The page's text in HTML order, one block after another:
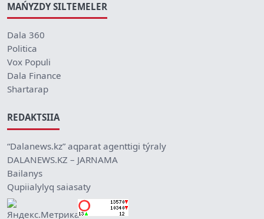
MAŃYZDY SILTEMELER
Dala 360
Politica
Vox Populi
Dala Finance
Shartarap
REDAKTSIIA
“Dalanews.kz” aqparat agenttigi týraly
DALANEWS.KZ – JARNAMA
Bailanys
Qupiialylyq saiasaty